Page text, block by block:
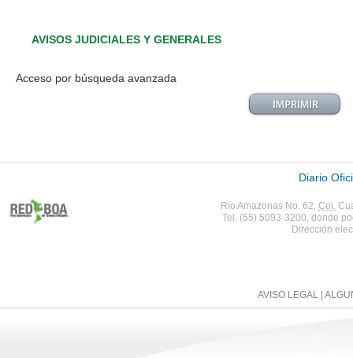
AVISOS JUDICIALES Y GENERALES
Acceso por búsqueda avanzada
Diario
Río Amazonas No. 62, Col.
Tel. (55) 5093-3200, donde
Dirección
AVISO LEGAL |